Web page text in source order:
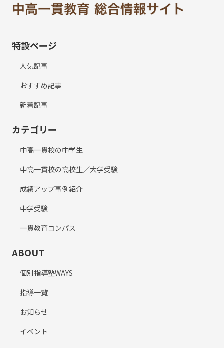
特設ページ
人気記事
おすすめ記事
新着記事
カテゴリー
中高一貫校の中学生
中高一貫校の高校生／大学受験
成績アップ事例紹介
中学受験
一貫教育コンパス
ABOUT
個別指導塾WAYS
指導一覧
お知らせ
イベント